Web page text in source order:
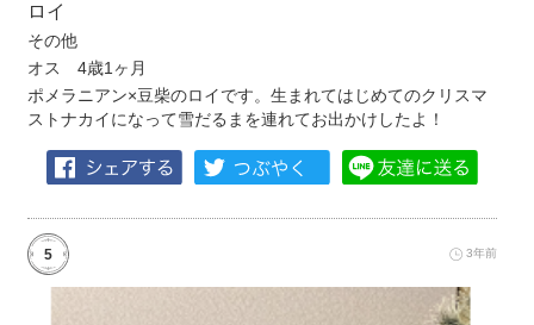
ロイ
その他
オス 4歳1ヶ月
ポメラニアン×豆柴のロイです。生まれてはじめてのクリスマ
ストナカイになって雪だるまを連れてお出かけしたよ！
5 3年前